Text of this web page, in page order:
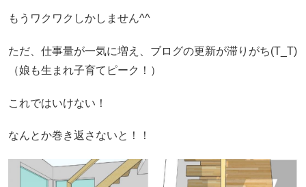
もうワクワクしかしません^^
ただ、仕事量が一気に増え、ブログの更新が滞りがち(T_T)
（娘も生まれ子育てピーク！）
これではいけない！
なんとか巻き返さないと！！